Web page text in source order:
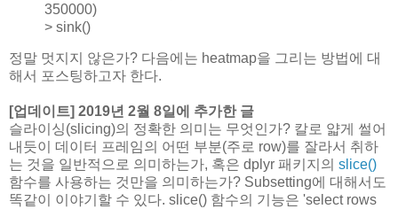
350000)
> sink()
정말 멋지지 않은가? 다음에는 heatmap을 그리는 방법에 대
해서 포스팅하고자 한다.
[업데이트] 2019년 2월 8일에 추가한 글
슬라이싱(slicing)의 정확한 의미는 무엇인가? 칼로 얇게 썰어
내듯이 데이터 프레임의 어떤 부분(주로 row)를 잘라서 취하
는 것을 일반적으로 의미하는가, 혹은 dplyr 패키지의 slice()
함수를 사용하는 것만을 의미하는가? Subsetting에 대해서도
똑같이 이야기할 수 있다. slice() 함수의 기능은 'select rows